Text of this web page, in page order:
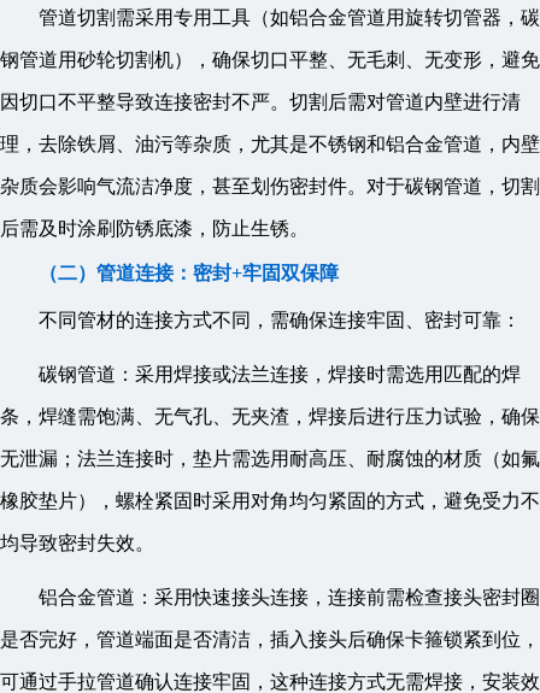
管道切割需采用专用工具（如铝合金管道用旋转切管器，碳
钢管道用砂轮切割机），确保切口平整、无毛刺、无变形，避免
因切口不平整导致连接密封不严。切割后需对管道内壁进行清
理，去除铁屑、油污等杂质，尤其是不锈钢和铝合金管道，内壁
杂质会影响气流洁净度，甚至划伤密封件。对于碳钢管道，切割
后需及时涂刷防锈底漆，防止生锈。
（二）管道连接：密封+牢固双保障
不同管材的连接方式不同，需确保连接牢固、密封可靠：
碳钢管道：采用焊接或法兰连接，焊接时需选用匹配的焊
条，焊缝需饱满、无气孔、无夹渣，焊接后进行压力试验，确保
无泄漏；法兰连接时，垫片需选用耐高压、耐腐蚀的材质（如氟
橡胶垫片），螺栓紧固时采用对角均匀紧固的方式，避免受力不
均导致密封失效。
铝合金管道：采用快速接头连接，连接前需检查接头密封圈
是否完好，管道端面是否清洁，插入接头后确保卡箍锁紧到位，
可通过手拉管道确认连接牢固，这种连接方式无需焊接，安装效